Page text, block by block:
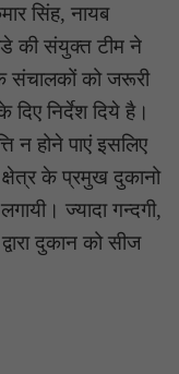
सिंह, नायब
की संयुक्त टीम ने
को जरूरी
निर्देश दिये है।
न होने पाएं इसलिए
के प्रमुख दुकानो
ज्यादा गन्दगी,
दुकान को सीज